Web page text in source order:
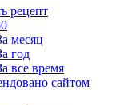
рецепт
месяц
год
все время
сайтом